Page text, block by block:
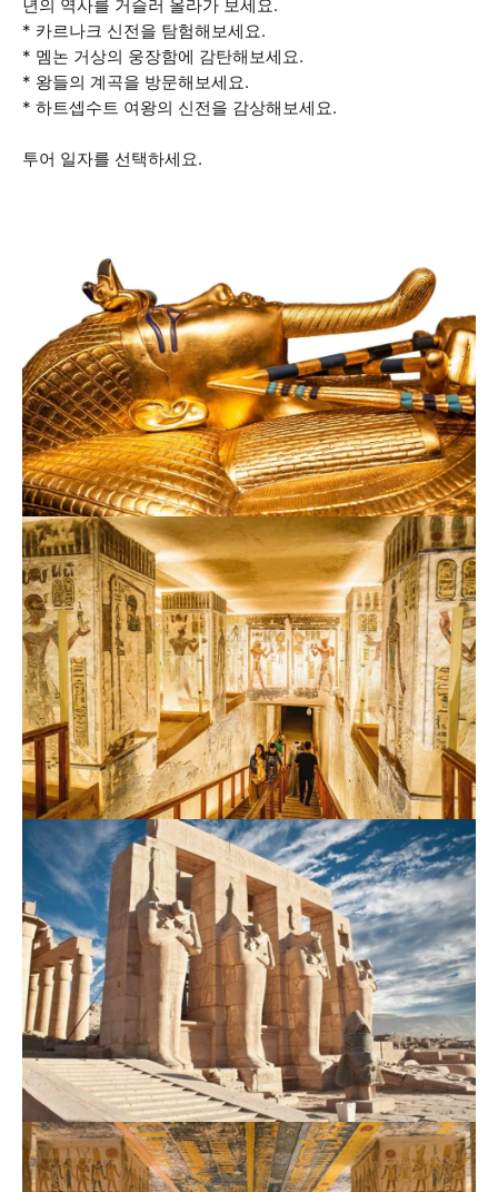
년의 역사를 거슬러 올라가 보세요.
* 카르나크 신전을 탐험해보세요.
* 멤논 거상의 웅장함에 감탄해보세요.
* 왕들의 계곡을 방문해보세요.
* 하트셉수트 여왕의 신전을 감상해보세요.
투어 일자를 선택하세요.